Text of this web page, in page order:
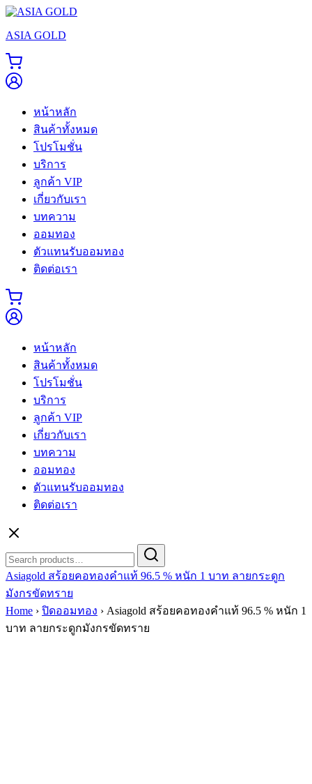
Skip
content
ASIA GOLD
หน้าหลัก
สินค้าทั้งหมด
โปรโมชั่น
บริการ
ลูกค้า VIP
เกี่ยวกับเรา
บทความ
ออมทอง
ตัวแทนรับออมทอง
ติดต่อเรา
หน้าหลัก
สินค้าทั้งหมด
โปรโมชั่น
บริการ
ลูกค้า VIP
เกี่ยวกับเรา
บทความ
ออมทอง
ตัวแทนรับออมทอง
ติดต่อเรา
for:
Asiagold สร้อยคอทองคำแท้ 96.5 % หนัก 1 บาท ลายกระดูก
มังกรขัดทราย
Home › ปิดออมทอง › Asiagold สร้อยคอทองคำแท้ 96.5 % หนัก 1
บาท ลายกระดูกมังกรขัดทราย